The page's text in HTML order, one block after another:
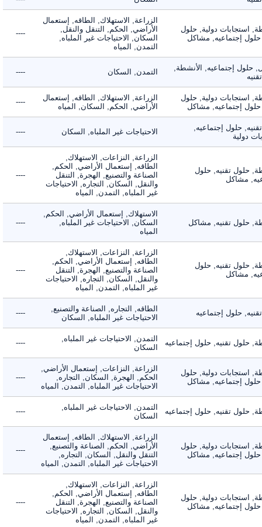
استجابات دولية, حلول
إجتماعيه, مشاكل
الزراعة, الاستهلاك, الطاقه, إستعمال
الأراضي, الحكم, التنقل والنقل,
السكان, الاحتياجات غير الملباه,
التمدن, المياه
----
إجتماعيه, الأنشطة,
التمدن, السكان ----
استجابات دولية, حلول
إجتماعيه, مشاكل
الزراعة, الاستهلاك, الطاقه, إستعمال
الأراضي, الحكم, السكان, المياه
----
حلول إجتماعيه,
دولية
الاحتياجات غير الملباه, السكان ----
حلول تقنيه, حلول
مشاكل
الزراعة, النزاعات, الاستهلاك,
الطاقه, إستعمال الأراضي, الحكم,
الصناعة والتصنيع, الهجرة, التنقل
والنقل, السكان, التجاره, الاحتياجات
غير الملباه, التمدن, المياه
----
حلول تقنيه, مشاكل
الاستهلاك, إستعمال الأراضي, الحكم,
السكان, الاحتياجات غير الملباه,
المياه
----
حلول تقنيه, حلول
مشاكل
الزراعة, النزاعات, الاستهلاك,
الطاقه, إستعمال الأراضي, الحكم,
الصناعة والتصنيع, الهجرة, التنقل
والنقل, السكان, التجاره, الاحتياجات
غير الملباه, التمدن, المياه
----
حلول إجتماعيه
الطاقه, التجاره, الصناعة والتصنيع,
الاحتياجات غير الملباه, السكان
----
حلول تقنيه, حلول إجتماعيه
التمدن, الاحتياجات غير الملباه,
السكان
----
استجابات دولية, حلول
إجتماعيه, مشاكل
الزراعة, النزاعات, إستعمال الأراضي,
الحكم, الهجرة, السكان, التجاره,
الاحتياجات غير الملباه, التمدن, المياه
----
حلول تقنيه, حلول إجتماعيه
التمدن, الاحتياجات غير الملباه,
السكان
----
استجابات دولية, حلول
إجتماعيه, مشاكل
الزراعة, الاستهلاك, الطاقه, إستعمال
الأراضي, الحكم, الصناعة والتصنيع,
التنقل والنقل, السكان, التجاره,
الاحتياجات غير الملباه, التمدن, المياه
----
استجابات دولية, حلول
إجتماعيه, مشاكل
الزراعة, النزاعات, الاستهلاك,
الطاقه, إستعمال الأراضي, الحكم,
الصناعة والتصنيع, الهجرة, التنقل
والنقل, السكان, التجاره, الاحتياجات
غير الملباه, التمدن, المياه
----